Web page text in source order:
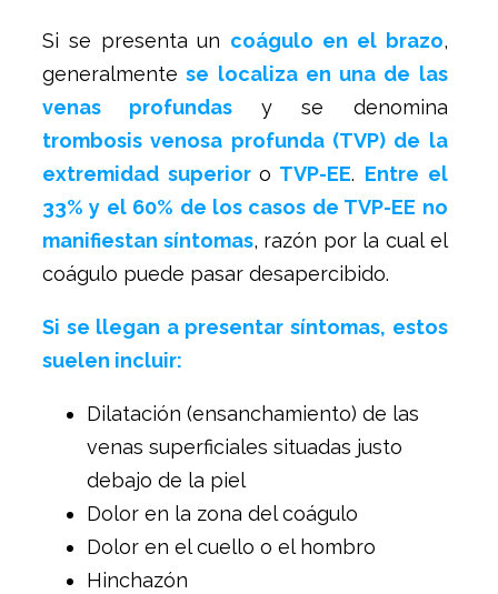
Si se presenta un coágulo en el brazo,
generalmente se localiza en una de las
venas profundas y se denomina
trombosis venosa profunda (TVP) de la
extremidad superioro TVP-EE. Entre el
33% y el 60% de los casos de TVP-EE no
manifiestan síntomas, razón por la cual el
coágulo puede pasar desapercibido.
Si se llegan a presentar síntomas, estos
suelen incluir:
Dilatación (ensanchamiento) de las
venas superficiales situadas justo
debajo de la piel
Dolor en la zona del coágulo
Dolor en el cuello o el hombro
Hinchazón